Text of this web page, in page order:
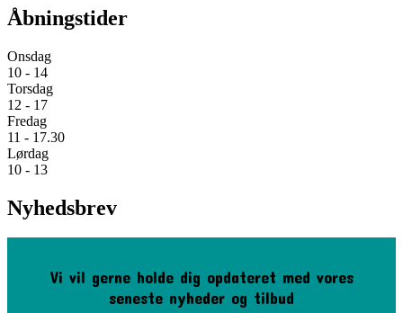
Åbningstider
Onsdag
10 - 14
Torsdag
12 - 17
Fredag
11 - 17.30
Lørdag
10 - 13
Nyhedsbrev
Vi vil gerne holde dig opdateret med vores
seneste nyheder og tilbud